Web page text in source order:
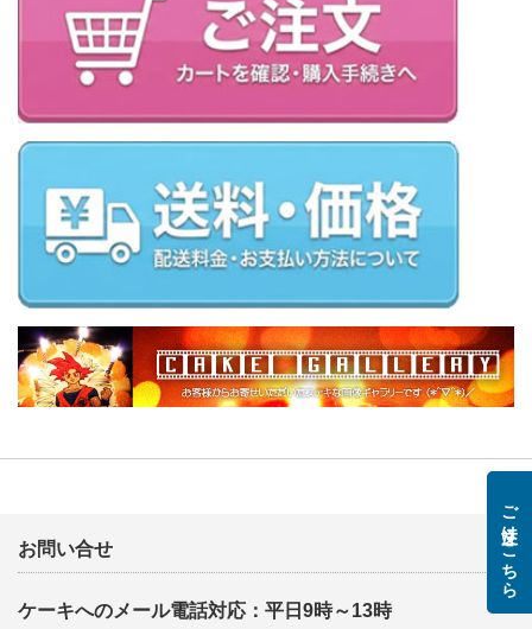
お問い合せ
ケーキへのメール電話対応：平日9時～13時
ご注文はこちら